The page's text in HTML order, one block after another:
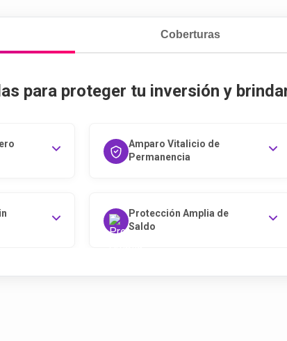
Coberturas
para proteger tu inversión y
Amparo Vitalicio de
Permanencia
Protección Amplia de
Saldo